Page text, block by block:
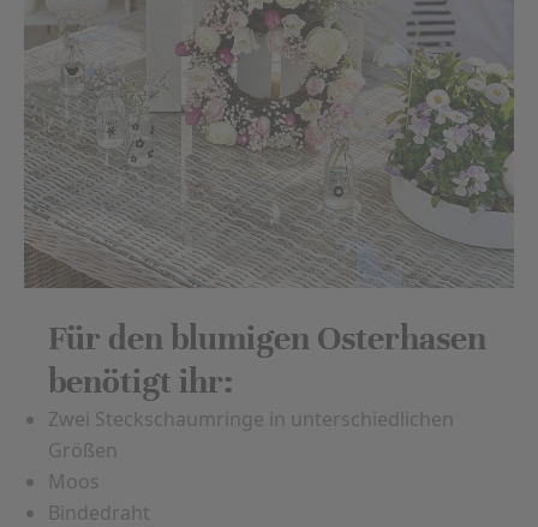
Für den blumigen Osterhasen
benötigt ihr:
Zwei Steckschaumringe in unterschiedlichen
Größen
Moos
Bindedraht